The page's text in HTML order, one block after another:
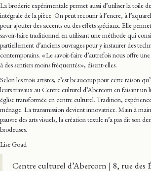
La broderie expérimentale permet aussi d’utiliser la toile
intégrale de la pièce. On peut recourir à l’encre, à
pour ajouter des accents ou des effets spéciaux. Elle
savoir-faire traditionnel en utilisant une méthode qui
partiellement d’anciens ouvrages pour y instaurer des
contemporains. « Le savoir-faire d’autrefois nous offre
à des sentiers moins fréquentés », disent-elles.
Selon les trois artistes, c’est beaucoup pour cette raison
leurs travaux au Centre culturel d’Abercorn en faisant un
église transformée en centre culturel. Tradition,
ménage. La transmission devient innovatrice. Main à
pauvre des arts visuels, la création textile n’a pas dit son
brodeuses.
Lise Goad
Centre culturel d’Abercorn | 8, rue des